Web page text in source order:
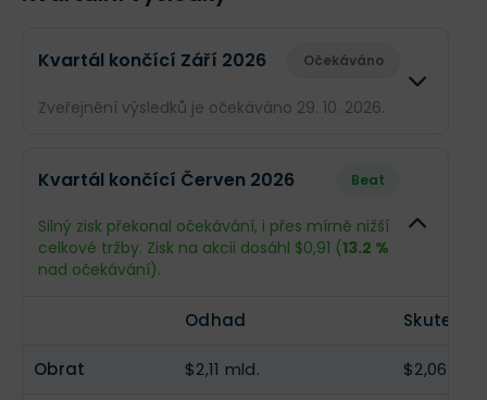
Kvartál končící Září 2026 Očekáváno
Zveřejnění výsledků je očekáváno 29. 10. 2026.
Příjmy $302,7 mil.
Kvartál končící Červen 2026 Beat
Silný zisk překonal očekávání, i přes mírně nižší
celkové tržby. Zisk na akcii dosáhl $0,91 (13.2 %
nad očekávání).
Odhad
Obrat $2,11 mld. $2,06 mld.